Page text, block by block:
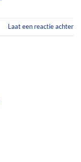
Laat een reactie achter